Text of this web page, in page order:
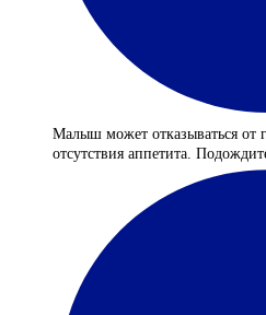
Малыш может отказываться от
отсутствия аппетита.